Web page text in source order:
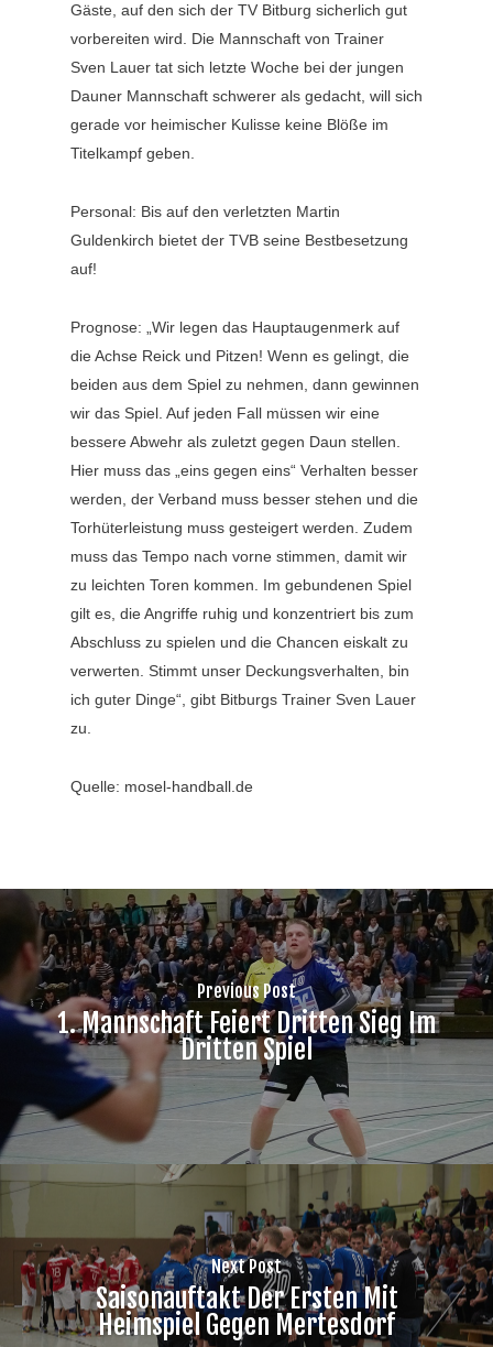
Gäste, auf den sich der TV Bitburg sicherlich gut
vorbereiten wird. Die Mannschaft von Trainer
Sven Lauer tat sich letzte Woche bei der jungen
Dauner Mannschaft schwerer als gedacht, will sich
gerade vor heimischer Kulisse keine Blöße im
Titelkampf geben.
Personal: Bis auf den verletzten Martin
Guldenkirch bietet der TVB seine Bestbesetzung
auf!
Prognose: „Wir legen das Hauptaugenmerk auf
die Achse Reick und Pitzen! Wenn es gelingt, die
beiden aus dem Spiel zu nehmen, dann gewinnen
wir das Spiel. Auf jeden Fall müssen wir eine
bessere Abwehr als zuletzt gegen Daun stellen.
Hier muss das „eins gegen eins“ Verhalten besser
werden, der Verband muss besser stehen und die
Torhüterleistung muss gesteigert werden. Zudem
muss das Tempo nach vorne stimmen, damit wir
zu leichten Toren kommen. Im gebundenen Spiel
gilt es, die Angriffe ruhig und konzentriert bis zum
Abschluss zu spielen und die Chancen eiskalt zu
verwerten. Stimmt unser Deckungsverhalten, bin
ich guter Dinge“, gibt Bitburgs Trainer Sven Lauer
zu.
Quelle: mosel-handball.de
Previous Post
1. Mannschaft Feiert Dritten Sieg Im
Dritten Spiel
Next Post
Saisonauftakt Der Ersten Mit
Heimspiel Gegen Mertesdorf